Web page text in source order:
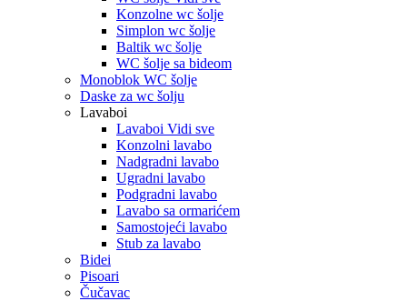
Konzolne wc šolje
Simplon wc šolje
Baltik wc šolje
WC šolje sa bideom
Monoblok WC šolje
Daske za wc šolju
Lavaboi
Lavaboi Vidi sve
Konzolni lavabo
Nadgradni lavabo
Ugradni lavabo
Podgradni lavabo
Lavabo sa ormarićem
Samostojeći lavabo
Stub za lavabo
Bidei
Pisoari
Čučavac